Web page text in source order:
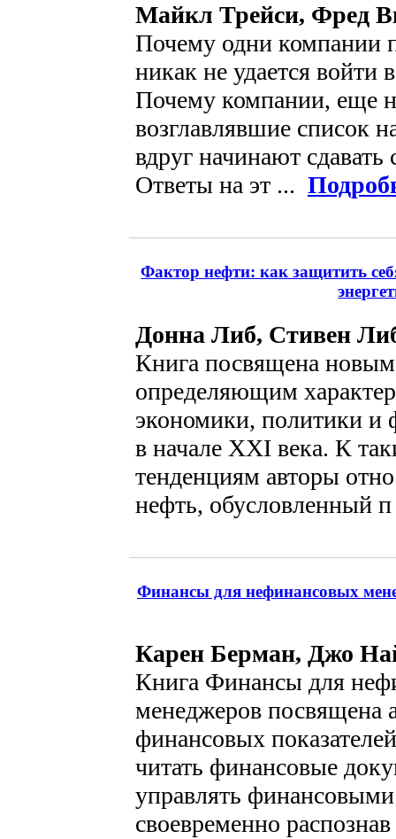
Майкл Трейси, Фред
Почему одни компании
никак не удается войти
Почему компании, еще
возглавлявшие список
вдруг начинают сдавать
Ответы на эт ...
Фактор нефти: как защитить
Донна Либ, Стивен
Книга посвящена
определяющим
экономики, политики и
в начале XXI века. К
тенденциям авторы
нефть, обусловленный
Финансы для нефинансовых
Карен Берман, Джо
Книга Финансы для
менеджеров посвящена
финансовых
читать финансовые
управлять
своевременно